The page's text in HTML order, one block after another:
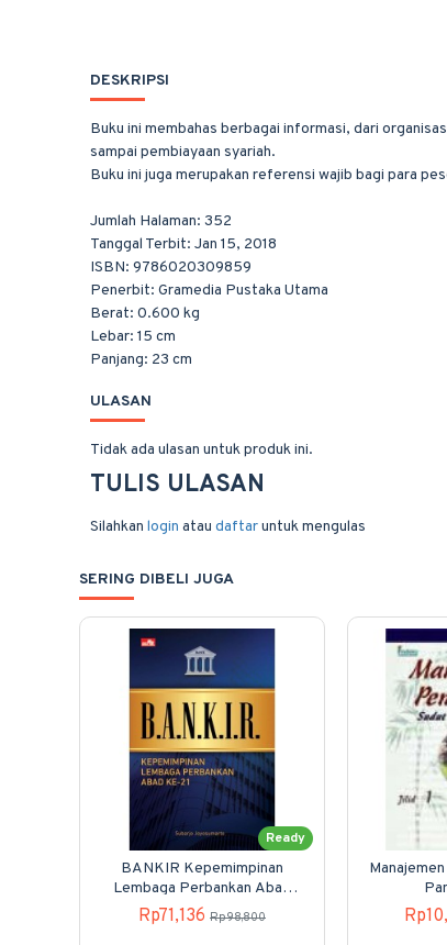
DESKRIPSI
Buku ini membahas berbagai informasi, dari
sampai pembiayaan syariah.
Buku ini juga merupakan referensi wajib bagi para
Jumlah Halaman: 352
Tanggal Terbit: Jan 15, 2018
ISBN: 9786020309859
Penerbit: Gramedia Pustaka Utama
Berat: 0.600 kg
Lebar: 15 cm
Panjang: 23 cm
ULASAN
Tidak ada ulasan untuk produk ini.
TULIS ULASAN
Silahkan login atau daftaruntuk mengulas
SERING DIBELI JUGA
Ready
BANKIR Kepemimpinan
Lembaga Perbankan Abad
ke21
Rp71,136 Rp98,800